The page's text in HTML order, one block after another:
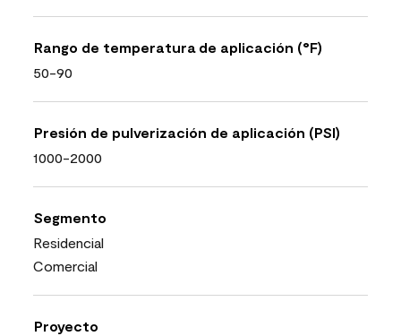
Rango de temperatura de aplicación (°F)
50-90
Presión de pulverización de aplicación (PSI)
1000-2000
Segmento
Residencial
Comercial
Proyecto